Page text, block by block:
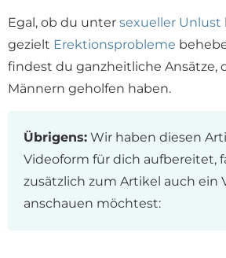
Egal, ob du unter sexueller Unlust
gezielt Erektionsprobleme
findest du ganzheitliche Ansätze,
Männern geholfen haben.
Übrigens: Wir haben diesen
Videoform für dich aufbereitet,
zusätzlich zum Artikel auch ein
anschauen möchtest: